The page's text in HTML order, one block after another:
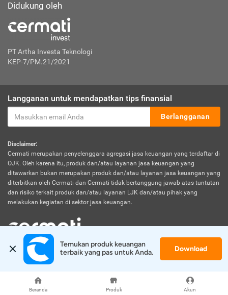
Beranda Produk Akun
Didukung oleh
PT Artha Investa Teknologi
KEP-7/PM.21/2021
Langganan untuk mendapatkan tips finansial
Berlangganan
Disclaimer:
Cermati merupakan penyelenggara agregasi jasa keuangan yang terdaftar di
OJK. Oleh karena itu, produk dan/atau layanan jasa keuangan yang
ditawarkan bukan merupakan produk dan/atau layanan jasa keuangan yang
diterbitkan oleh Cermati dan Cermati tidak bertanggung jawab atas tuntutan
dan risiko terkait produk dan/atau layanan LJK dan/atau pihak yang
melakukan kegiatan di sektor jasa keuangan.
© 2026 Cermati. All Rights Reserved.
Temukan produk keuangan
terbaik yang pas untuk Anda.
Download